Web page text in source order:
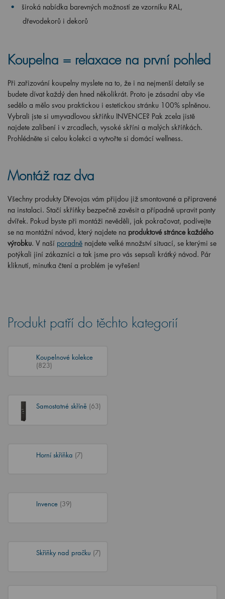
široká nabídka barevných možností ze vzorníku RAL,
dřevodekorů i dekorů
Koupelna = relaxace na první pohled
Při zařizování koupelny myslete na to, že i na nejmenší detaily se
budete dívat každý den hned několikrát. Proto je zásadní aby vše
sedělo a mělo svou praktickou i estetickou stránku 100% splněnou.
Vybrali jste si umyvadlovou skříňku INVENCE? Pak zcela jistě
najdete zalíbení i v zrcadlech, vysoké skříni a malých skříňkách.
Prohlédněte si celou kolekci a vytvořte si domácí wellness.
Montáž raz dva
Všechny produkty Dřevojas vám přijdou již smontované a připravené
na instalaci. Stačí skříňky bezpečně zavěsit a případně upravit panty
dvířek. Pokud byste při montáži nevěděli, jak pokračovat, podívejte
se na montážní návod, který najdete na produktové stránce každého
výrobku. V naší poradně najdete velké množství situací, se kterými se
potýkali jiní zákazníci a tak jsme pro vás sepsali krátký návod. Pár
kliknutí, minutka čtení a problém je vyřešen!
Produkt patří do těchto kategorií
Koupelnové kolekce
(823)
Samostatné skříně (63)
Horní skříňka (7)
Invence (39)
Skříňky nad pračku (7)